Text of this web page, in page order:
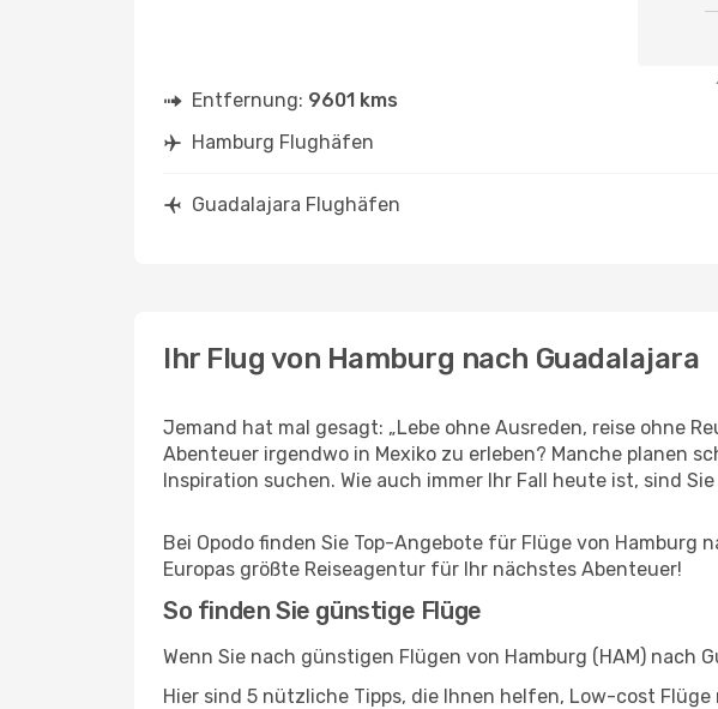
Entfernung: 9601 kms
Hamburg Flughäfen
Guadalajara Flughäfen
Ihr Flug von Hamburg nach Guadalajara
Jemand hat mal gesagt: „Lebe ohne Ausreden, reise ohne
Abenteuer irgendwo in Mexiko zu erleben? Manche planen
Inspiration suchen. Wie auch immer Ihr Fall heute ist, sind
Bei Opodo finden Sie Top-Angebote für Flüge von Hamburg
Europas größte Reiseagentur für Ihr nächstes Abenteuer!
So finden Sie günstige Flüge
Wenn Sie nach günstigen Flügen von Hamburg (HAM) nach
Hier sind 5 nützliche Tipps, die Ihnen helfen, Low-cost